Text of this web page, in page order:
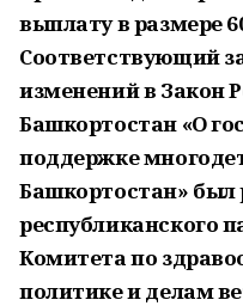
выплату в размере
Соответствующий
изменений в Закон
Башкортостан «О
поддержке
Башкортостан» был
республиканского
Комитета по
политике и делам